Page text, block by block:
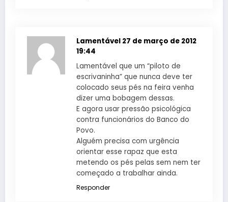
Lamentável 27 de março de 2012
19:44
Lamentável que um “piloto de
escrivaninha” que nunca deve ter
colocado seus pés na feira venha
dizer uma bobagem dessas.
E agora usar pressão psicológica
contra funcionários do Banco do
Povo.
Alguém precisa com urgência
orientar esse rapaz que esta
metendo os pés pelas sem nem ter
começado a trabalhar ainda.
Responder